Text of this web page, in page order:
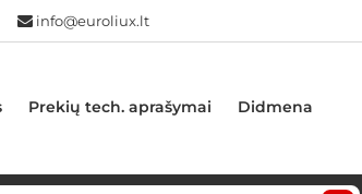
info@euroliux.lt
Prekių tech. aprašymai Didmena